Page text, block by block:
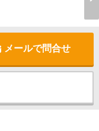
メールで問合せ